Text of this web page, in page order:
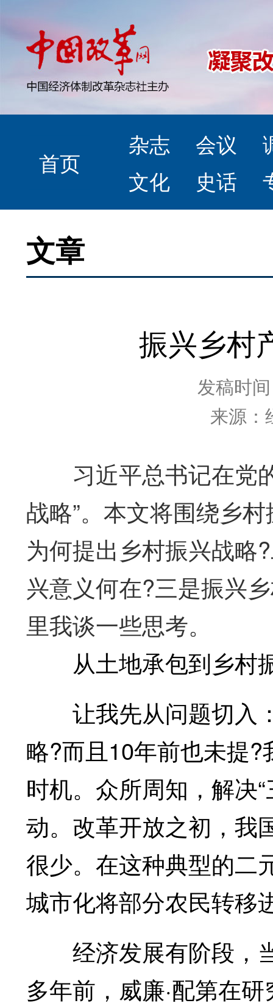
首页
杂志 会议
文化
史话
文章
振兴乡村
发稿时
来源：
习近平总书记在党的
战略”。本文将围绕乡
为何提出乡村振兴战略
兴意义何在?三是振兴
里我谈一些思考。
从土地承包到乡村
让我先从问题切入
略?而且10年前也未提
时机。众所周知，解决
动。改革开放之初，我
很少。在这种典型的二
城市化将部分农民转移
经济发展有阶段，
多年前，威廉·配第在